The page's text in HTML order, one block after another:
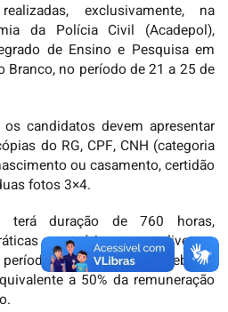
exclusivamente, na
da Polícia Civil (Acadepol),
de Ensino e Pesquisa em
Branco, no período de 21 a 25 de
candidatos devem apresentar
do RG, CPF, CNH (categoria
ou casamento, certidão
fotos 3×4.
terá duração de 760 horas,
e teóricas em diversas
os candidatos receberão
a 50% da remuneração